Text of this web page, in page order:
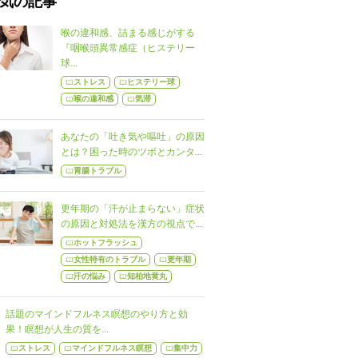
喉の違和感、詰まる感じがする
『咽喉頭異常感症（ヒステリー
球...
ストレス
ヒステリー球
喉の違和感
気滞
あなたの「吐き気や嘔吐」の原因
とは？困った時のツボとカンタ...
胃腸トラブル
更年期の「汗が止まらない」症状
の原因と対処法を漢方の視点で...
ホットフラッシュ
女性特有のトラブル
更年期
汗の悩み
知柏地黄丸
話題のマインドフルネス瞑想のやり方と効
果！瞑想が人生の質を...
ストレス マインドフルネス瞑想 集中力